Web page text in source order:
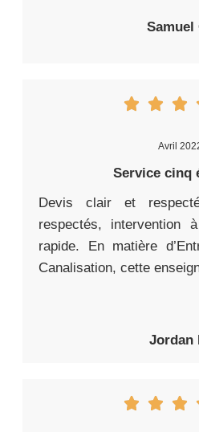
Samuel
Avril
Service cinq
Devis clair et
respectés, intervention
rapide. En matière
Canalisation, cette
Jordan